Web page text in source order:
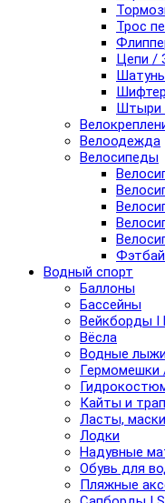
Трос
Цепи /
Штыри
Велоодежда
Велосипеды
Водный спорт
Баллоны
Бассейны
Вейкборды I
Вёсла
Водные лыжи
Гермомешки
Кайты и
Ласты,
Лодки
Надувные
Обувь для
Пляжные